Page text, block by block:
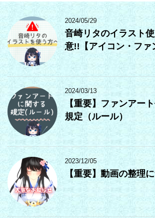
2024/05/29
音崎リタのイラスト
意!!【アイコン・ファ
2024/03/13
【重要】ファンアー
規定（ルール）
2023/12/05
【重要】動画の整理